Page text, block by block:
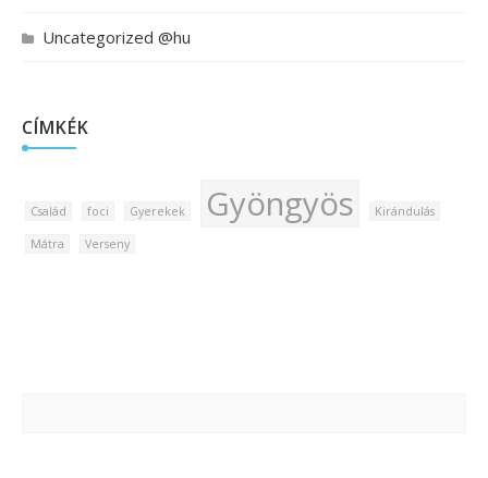
Uncategorized @hu
CÍMKÉK
Család foci Gyerekek Gyöngyös Kirándulás
Mátra Verseny